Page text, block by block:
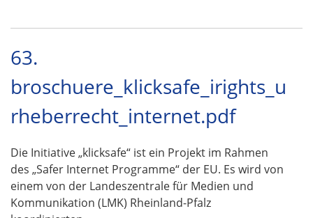
63.
broschuere_klicksafe_irights_u
rheberrecht_internet.pdf
Die Initiative „klicksafe“ ist ein Projekt im Rahmen
des „Safer Internet Programme“ der EU. Es wird von
einem von der Landeszentrale für Medien und
Kommunikation (LMK) Rheinland-Pfalz